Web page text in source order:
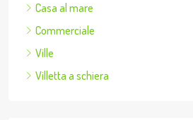
Casa al mare
Commerciale
Ville
Villetta a schiera